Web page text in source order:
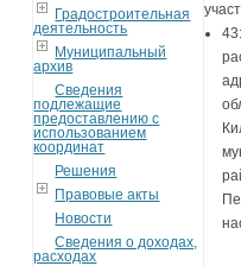
Градостроительная
деятельность
Муниципальный
архив
Сведения
подлежащие
предоставлению с
использованием
координат
Решения
Правовые акты
Новости
Сведения о доходах,
расходах